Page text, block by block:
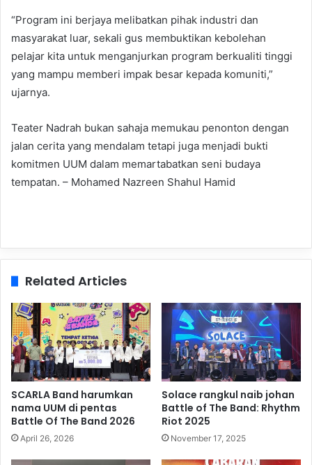
“Program ini berjaya melibatkan pihak industri dan
masyarakat luar, sekali gus membuktikan kebolehan
pelajar kita untuk menganjurkan program berkualiti tinggi
yang mampu memberi impak besar kepada komuniti,”
ujarnya.
Teater Nadrah bukan sahaja memukau penonton dengan
jalan cerita yang mendalam tetapi juga menjadi bukti
komitmen UUM dalam memartabatkan seni budaya
tempatan. – Mohamed Nazreen Shahul Hamid
Related Articles
SCARLA Band harumkan
nama UUM di pentas
Battle Of The Band 2026
April 26, 2026
Solace rangkul naib johan
Battle of The Band: Rhythm
Riot 2025
November 17, 2025